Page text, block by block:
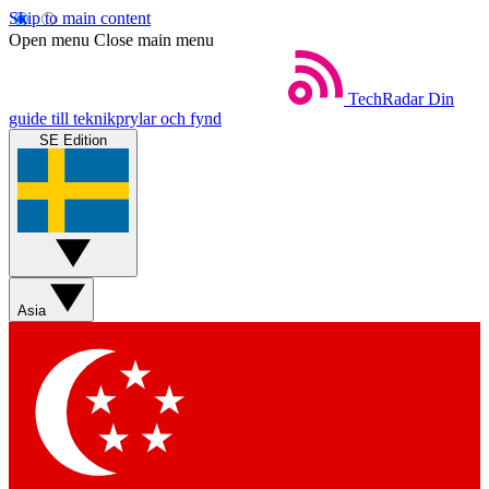
Skip to main content
Open menu Close main menu
TechRadar Din
guide till teknikprylar och fynd
SE Edition
Asia